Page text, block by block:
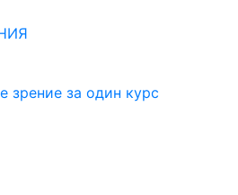
зрение за один курс